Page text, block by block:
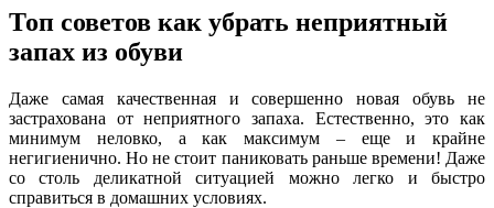
Топ советов как убрать неприятный
запах из обуви
Даже самая качественная и совершенно новая обувь не
застрахована от неприятного запаха. Естественно, это как
минимум неловко, а как максимум – еще и крайне
негигиенично. Но не стоит паниковать раньше времени! Даже
со столь деликатной ситуацией можно легко и быстро
справиться в домашних условиях.